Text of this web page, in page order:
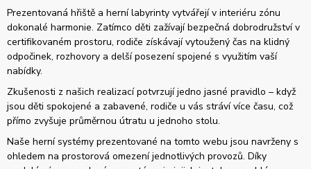
Prezentovaná hřiště a herní labyrinty vytvářejí v interiéru zónu
dokonalé harmonie. Zatímco děti zažívají bezpečná dobrodružství v
certifikovaném prostoru, rodiče získávají vytoužený čas na klidný
odpočinek, rozhovory a delší posezení spojené s využitím vaší
nabídky.
Zkušenosti z našich realizací potvrzují jedno jasné pravidlo – když
jsou děti spokojené a zabavené, rodiče u vás stráví více času, což
přímo zvyšuje průměrnou útratu u jednoho stolu.
Naše herní systémy prezentované na tomto webu jsou navrženy s
ohledem na prostorová omezení jednotlivých provozů. Díky